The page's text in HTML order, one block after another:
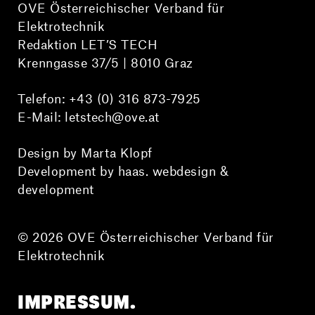
OVE Österreichischer Verband für
Elektrotechnik
Redaktion LET’S TECH
Krenngasse 37/5 | 8010 Graz
Telefon: +43 (0) 316 873-7925
E-Mail: letstech@ove.at
Design by Marta Klopf
Development by haas. webdesign &
development
© 2026 OVE Österreichischer Verband für
Elektrotechnik
IMPRESSUM.